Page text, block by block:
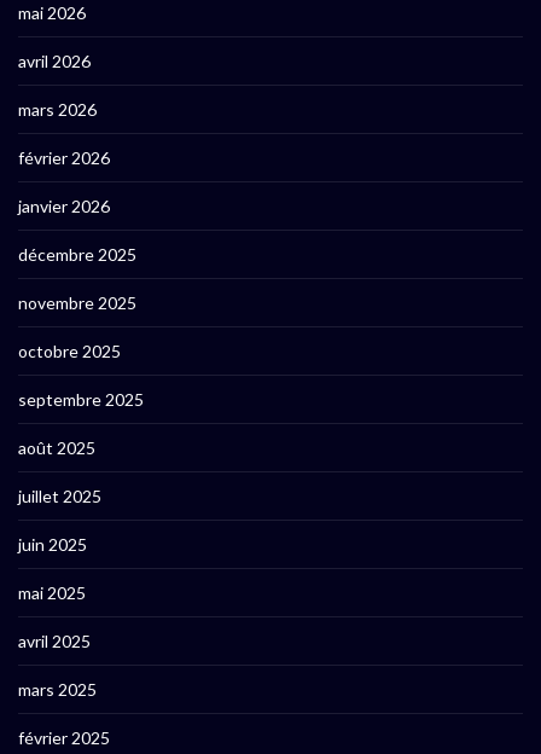
mai 2026
avril 2026
mars 2026
février 2026
janvier 2026
décembre 2025
novembre 2025
octobre 2025
septembre 2025
août 2025
juillet 2025
juin 2025
mai 2025
avril 2025
mars 2025
février 2025